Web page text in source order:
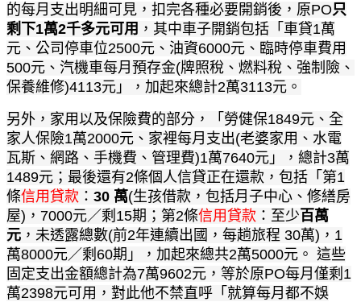
的每月支出明細可見，扣完各種必要開銷後，原PO只
剩下1萬2千多元可用 ，其中車子開銷包括「車貸1萬
元、公司停車位2500元、油資6000元、臨時停車費用
500元、汽機車每月預存金(牌照稅、燃料稅、強制險、
保養維修)4113元」，加起來總計2萬3113元。
另外，家用以及保險費的部分，「勞健保1849元、全
家人保險1萬2000元、家裡每月支出(老婆家用、水電
瓦斯、網路、手機費、管理費)1萬7640元」，總計3萬
1489元；最後還有2條個人信貸正在還款，包括「第1
條信用貸款 ： 30 萬(生孩借款，包括月子中心、修繕房
屋)，7000元／剩15期；第2條信用貸款 ：至少百萬
元 ，未透露總數(前2年連續出國，每趟旅程 30萬)，1
萬8000元／剩60期」，加起來總共2萬5000元。 這些
固定支出金額總計為7萬9602元，等於原PO每月僅剩1
萬2398元可用，對此他不禁直呼「就算每月都不娛